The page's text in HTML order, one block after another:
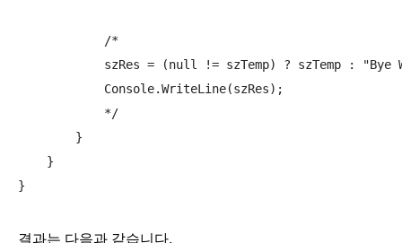
            /*
szRes = (null != szTemp) ? szTemp : "Bye
            Console.WriteLine(szRes);
            */
        }
    }
결과는 다음과 같습니다.